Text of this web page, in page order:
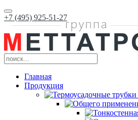
+7 (495) 925-51-27
Главная
Продукция